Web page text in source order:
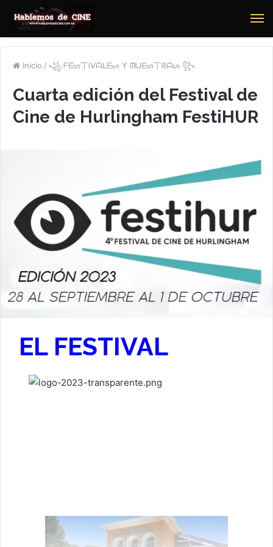
Inicio / ꧁ ᖴᗴᔕ丅Ꭵᐯᗩᒪᗴᔕ Ƴ ᗰᑌᗴᔕ丅ᖇᗩᔕ ꧂
Cuarta edición del Festival de
Cine de Hurlingham FestiHUR
EL FESTIVAL